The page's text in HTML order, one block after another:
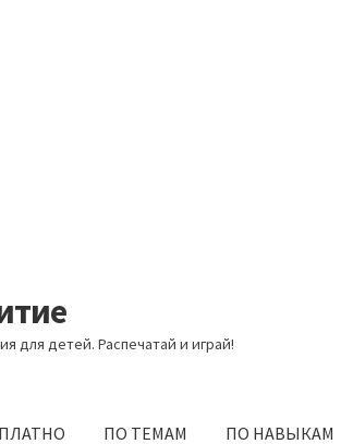
для детей. Распечатай и играй!
ПО ТЕМАМ ПО НАВЫКАМ